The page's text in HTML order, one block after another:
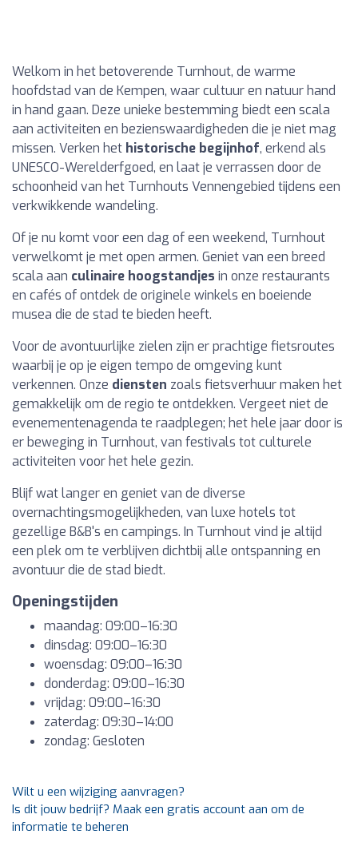
Welkom in het betoverende Turnhout, de warme
hoofdstad van de Kempen, waar cultuur en natuur hand
in hand gaan. Deze unieke bestemming biedt een scala
aan activiteiten en bezienswaardigheden die je niet mag
missen. Verken het historische begijnhof, erkend als
UNESCO-Werelderfgoed, en laat je verrassen door de
schoonheid van het Turnhouts Vennengebied tijdens een
verkwikkende wandeling.
Of je nu komt voor een dag of een weekend, Turnhout
verwelkomt je met open armen. Geniet van een breed
scala aan culinaire hoogstandjes in onze restaurants
en cafés of ontdek de originele winkels en boeiende
musea die de stad te bieden heeft.
Voor de avontuurlijke zielen zijn er prachtige fietsroutes
waarbij je op je eigen tempo de omgeving kunt
verkennen. Onze diensten zoals fietsverhuur maken het
gemakkelijk om de regio te ontdekken. Vergeet niet de
evenementenagenda te raadplegen; het hele jaar door is
er beweging in Turnhout, van festivals tot culturele
activiteiten voor het hele gezin.
Blijf wat langer en geniet van de diverse
overnachtingsmogelijkheden, van luxe hotels tot
gezellige B&B's en campings. In Turnhout vind je altijd
een plek om te verblijven dichtbij alle ontspanning en
avontuur die de stad biedt.
Openingstijden
maandag: 09:00–16:30
dinsdag: 09:00–16:30
woensdag: 09:00–16:30
donderdag: 09:00–16:30
vrijdag: 09:00–16:30
zaterdag: 09:30–14:00
zondag: Gesloten
Wilt u een wijziging aanvragen?
Is dit jouw bedrijf? Maak een gratis account aan om de
informatie te beheren